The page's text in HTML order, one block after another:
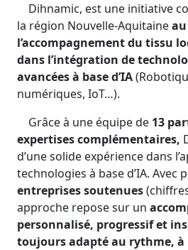
Dihnamic, est une initiative
la région Nouvelle-Aquitaine
l’accompagnement du tissu
dans l’intégration de
avancées à base d’IA
numériques, IoT…).
Grâce à une équipe de 13
expertises complémentaires,
d’une solide expérience dans
technologies à base d’IA. Avec
entreprises soutenues
approche repose sur un
personnalisé, progressif et
toujours adapté au rythme,